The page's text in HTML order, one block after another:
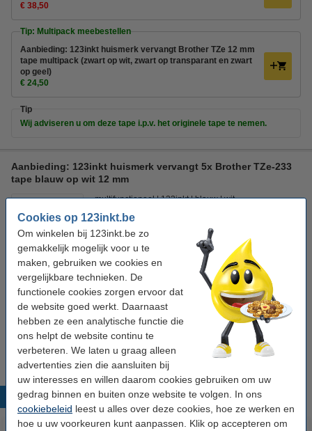
Cookies op 123inkt.be
Om winkelen bij 123inkt.be zo
gemakkelijk mogelijk voor u te
maken, gebruiken we cookies en
vergelijkbare technieken. De
functionele cookies zorgen ervoor dat
de website goed werkt. Daarnaast
hebben ze een analytische functie die
ons helpt de website continu te
verbeteren. We laten u graag alleen
advertenties zien die aansluiten bij
uw interesses en willen daarom cookies gebruiken om uw
gedrag binnen en buiten onze website te volgen. In ons
cookiebeleid leest u alles over deze cookies, hoe ze werken en
hoe u uw voorkeuren kunt aanpassen. Klik op accepteren om
€ 38,50
Tip: Multipack meebestellen
Aanbieding: 123inkt huismerk vervangt Brother TZe 12 mm
tape multipack (zwart op wit, zwart op transparant en zwart
op geel)
€ 24,50
Tip
Wij adviseren u om deze tape i.p.v. het originele tape te nemen.
Aanbieding: 123inkt huismerk vervangt 5x Brother TZe-233
tape blauw op wit 12 mm
multifunctioneel 123inkt blauw wit
Bekijk de specificaties en omschrijving
€ 38,50 Bestellen
Wij adviseren u om deze tape i.p.v. het originele tape te nemen.
Populaire producten